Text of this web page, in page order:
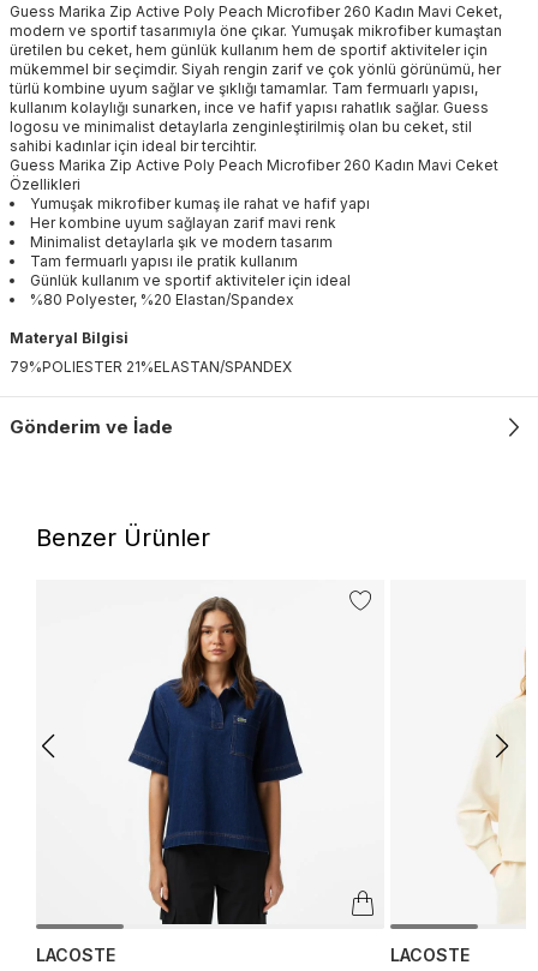
Guess Marika Zip Active Poly Peach Microfiber 260 Kadın Mavi Ceket,
modern ve sportif tasarımıyla öne çıkar. Yumuşak mikrofiber kumaştan
üretilen bu ceket, hem günlük kullanım hem de sportif aktiviteler için
mükemmel bir seçimdir. Siyah rengin zarif ve çok yönlü görünümü, her
türlü kombine uyum sağlar ve şıklığı tamamlar. Tam fermuarlı yapısı,
kullanım kolaylığı sunarken, ince ve hafif yapısı rahatlık sağlar. Guess
logosu ve minimalist detaylarla zenginleştirilmiş olan bu ceket, stil
sahibi kadınlar için ideal bir tercihtir.
Guess Marika Zip Active Poly Peach Microfiber 260 Kadın Mavi Ceket
Özellikleri
Yumuşak mikrofiber kumaş ile rahat ve hafif yapı
Her kombine uyum sağlayan zarif mavi renk
Minimalist detaylarla şık ve modern tasarım
Tam fermuarlı yapısı ile pratik kullanım
Günlük kullanım ve sportif aktiviteler için ideal
%80 Polyester, %20 Elastan/Spandex
Materyal Bilgisi
79%POLIESTER 21%ELASTAN/SPANDEX
Gönderim ve İade
Benzer Ürünler
LACOSTE LACOSTE